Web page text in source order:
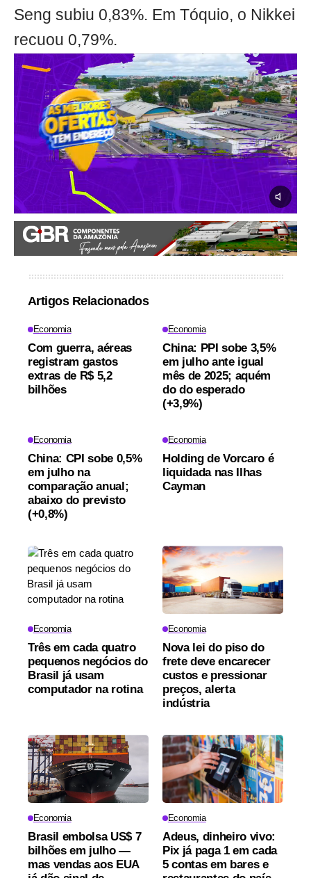
Seng subiu 0,83%. Em Tóquio, o Nikkei
recuou 0,79%.
Artigos Relacionados
Economia
Com guerra, aéreas
registram gastos
extras de R$ 5,2
bilhões
Economia
China: PPI sobe 3,5%
em julho ante igual
mês de 2025; aquém
do do esperado
(+3,9%)
Economia
China: CPI sobe 0,5%
em julho na
comparação anual;
abaixo do previsto
(+0,8%)
Economia
Holding de Vorcaro é
liquidada nas Ilhas
Cayman
Economia
Três em cada quatro
pequenos negócios do
Brasil já usam
computador na rotina
Economia
Nova lei do piso do
frete deve encarecer
custos e pressionar
preços, alerta
indústria
Economia
Brasil embolsa US$ 7
bilhões em julho —
mas vendas aos EUA
Economia
Adeus, dinheiro vivo:
Pix já paga 1 em cada
5 contas em bares e